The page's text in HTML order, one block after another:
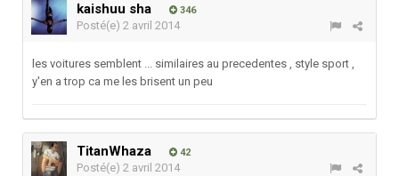
kaishuu sha 346
Posté(e) 2 avril 2014
les voitures semblent ... similaires au precedentes , style sport ,
y'en a trop ca me les brisent un peu
TitanWhaza 42
Posté(e) 2 avril 2014